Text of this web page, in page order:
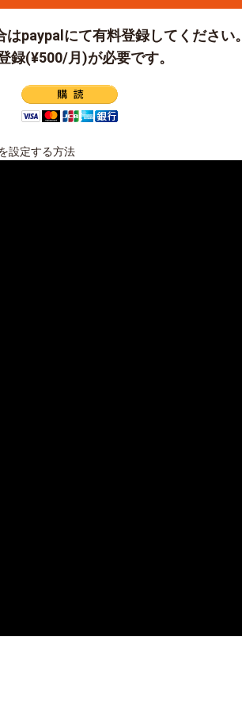
はpaypalにて有料登録してください。
録(¥500/月)が必要です。
設定する方法